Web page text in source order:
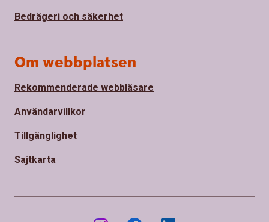
Bedrägeri och säkerhet
Om webbplatsen
Rekommenderade webbläsare
Användarvillkor
Tillgänglighet
Sajtkarta